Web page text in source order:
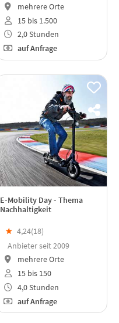
mehrere Orte
15 bis 1.500
2,0 Stunden
auf Anfrage
E-Mobility Day - Thema
Nachhaltigkeit
★ 4,24(18)
Anbieter seit 2009
mehrere Orte
15 bis 150
4,0 Stunden
auf Anfrage